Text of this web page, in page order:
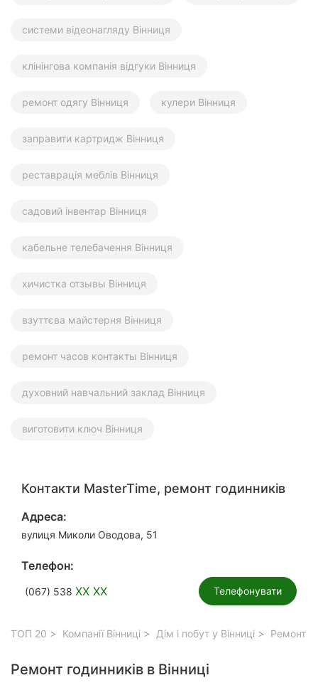
системи відеонагляду Вінниця
клінінгова компанія відгуки Вінниця
ремонт одягу Вінниця кулери Вінниця
заправити картридж Вінниця
реставрація меблів Вінниця
садовий інвентар Вінниця
кабельне телебачення Вінниця
хичистка отзывы Вінниця
взуттєва майстерня Вінниця
ремонт часов контакты Вінниця
духовний навчальний заклад Вінниця
виготовити ключ Вінниця
Контакти MasterTime, ремонт годинників
Адреса:
вулиця Миколи Оводова, 51
Телефон:
(067) 538 XX XX Телефонувати
ТОП 20 Компанії Вінниці Дім і побут у Вінниці Ремонт
Ремонт годинників в Вінниці